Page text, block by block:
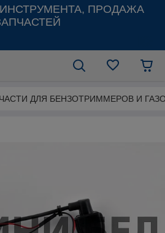
ПРОДАЖА
ДЛЯ БЕНЗОТРИММЕРОВ И